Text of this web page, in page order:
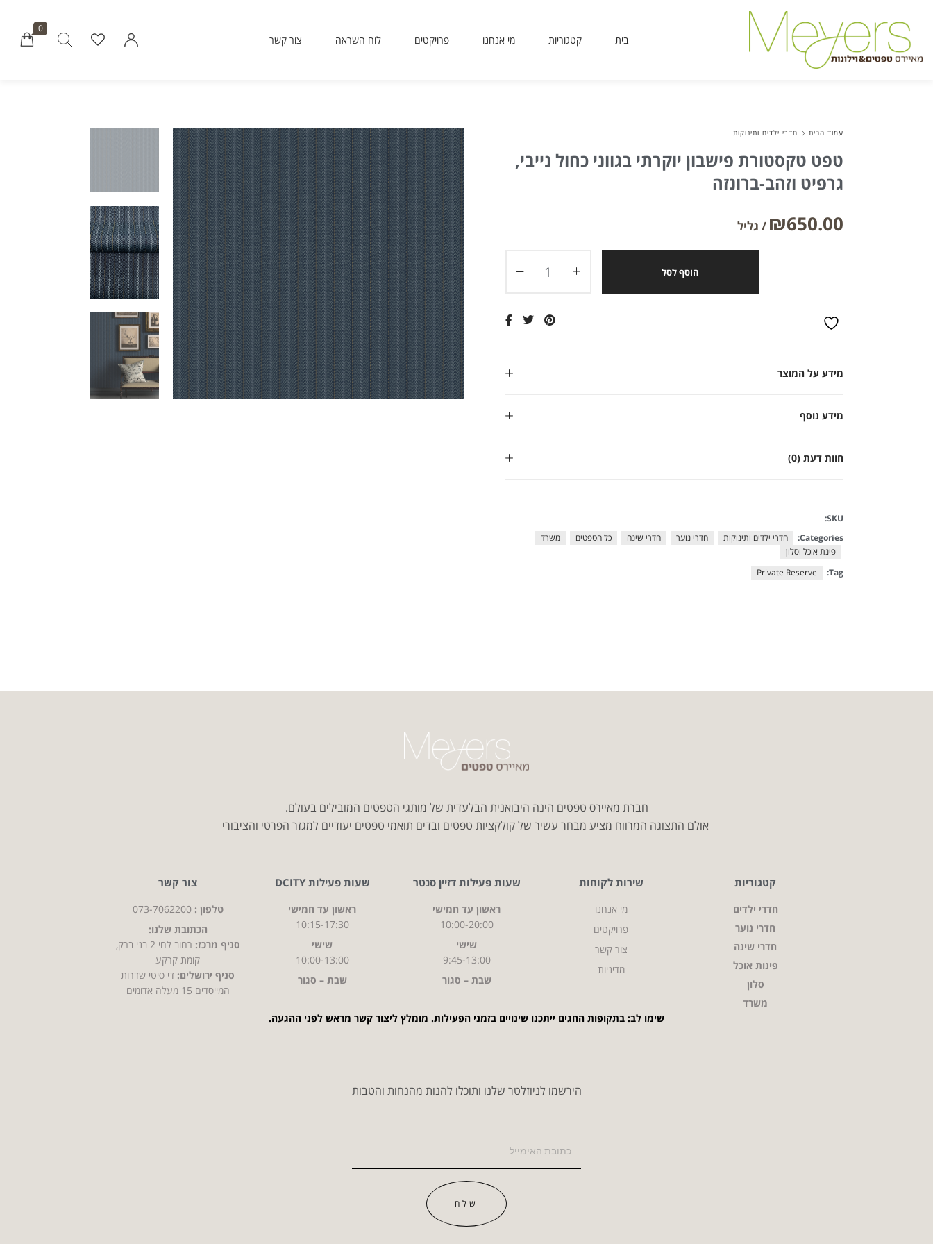
even hire freelancers. With an industry-leading
marketplace paired with an unlimited
subscription service, Envato helps creatives
like you get projects done faster.
About Envato
Careers
Privacy Policy
Sitemap
Community
Blog
Forums
Meetups
בית קטגוריות מי אנחנו פרויקטים לוח השראה צור קשר
0
עמוד הבית חדרי ילדים ותינוקות
טפט טקסטורת פישבון יוקרתי בגווני כחול נייבי,
גרפיט וזהב-ברונזה
₪650.00
הוסף לסל
מידע על המוצר
מידע נוסף
חוות דעת (0)
SKU:
Categories:
חדרי ילדים ותינוקות חדרי נוער חדרי שינה כל הטפטים
משרד
פינת אוכל וסלון
Tag:
Private Reserve
חברת מאיירס טפטים הינה היבואנית הבלעדית של מותגי הטפטים המובילים בעולם.
אולם התצוגה המרווח מציע מבחר עשיר של קולקציות טפטים ובדים תואמי טפטים יעודיים למגזר הפרטי והציבורי
קטגוריות
חדרי ילדים
חדרי נוער
חדרי שינה
פינות אוכל
סלון
משרד
שירות לקוחות
מי אנחנו
פרויקטים
צור קשר
מדיניות
שעות פעילות דזיין סנטר
ראשון עד חמישי
10:00-20:00
שישי
9:45-13:00
שבת – סגור
שעות פעילות DCITY
ראשון עד חמישי
10:15-17:30
שישי
10:00-13:00
שבת – סגור
צור קשר
טלפון : 073-7062200
הכתובת שלנו:
סניף מרכז:
רחוב לחי 2 בני ברק,
קומת קרקע
סניף ירושלים: די סיטי שדרות
המייסדים 15 מעלה אדומים
שימו לב: בתקופות החגים ייתכנו שינויים בזמני הפעילות. מומלץ ליצור קשר מראש לפני ההגעה.
הירשמו לניוזלטר שלנו ותוכלו להנות מהנחות והטבות
שלח